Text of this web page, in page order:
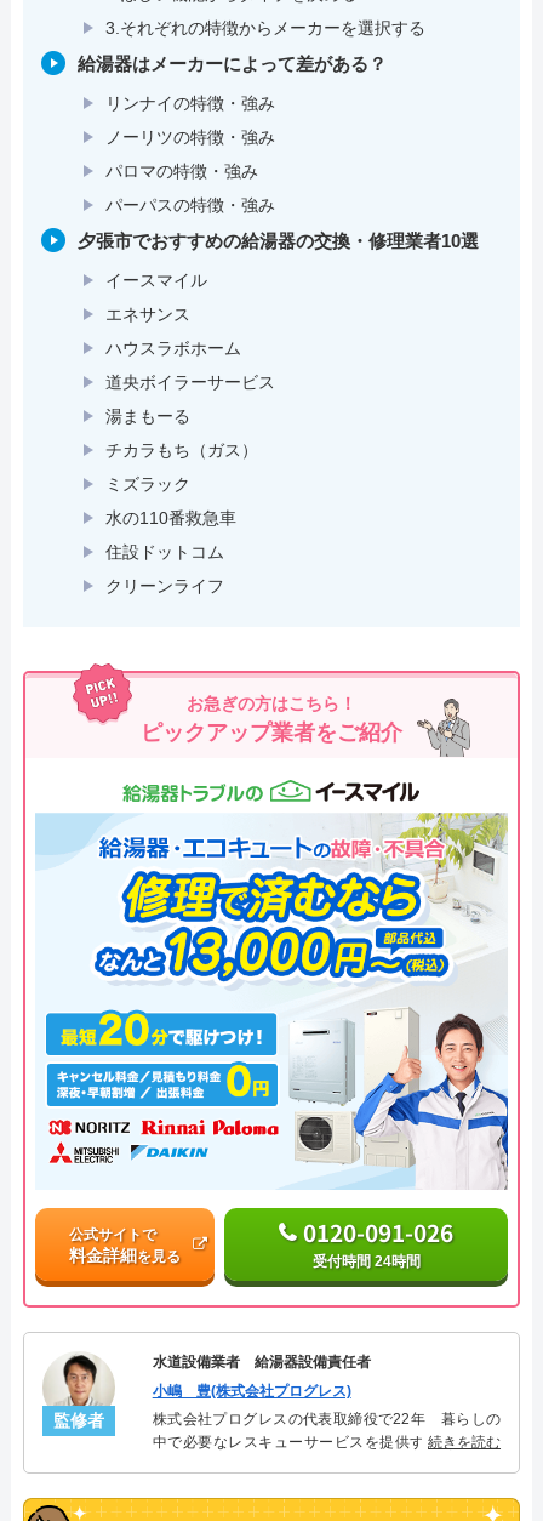
3.それぞれの特徴からメーカーを選択する
給湯器はメーカーによって差がある？
リンナイの特徴・強み
ノーリツの特徴・強み
パロマの特徴・強み
パーパスの特徴・強み
夕張市でおすすめの給湯器の交換・修理業者10選
イースマイル
エネサンス
ハウスラボホーム
道央ボイラーサービス
湯まもーる
チカラもち（ガス）
ミズラック
水の110番救急車
住設ドットコム
クリーンライフ
お急ぎの方はこちら！
ピックアップ業者をご紹介
公式サイトで
料金詳細を見る
0120-091-026
受付時間 24時間
監修者
水道設備業者 給湯器設備責任者
小嶋 豊(株式会社プログレス)
株式会社プログレスの代表取締役で22年 暮らしの
中で必要なレスキューサービスを提供する株式会社
決。多くのお客様に信頼される「給湯器」のスペシ
続きを読む